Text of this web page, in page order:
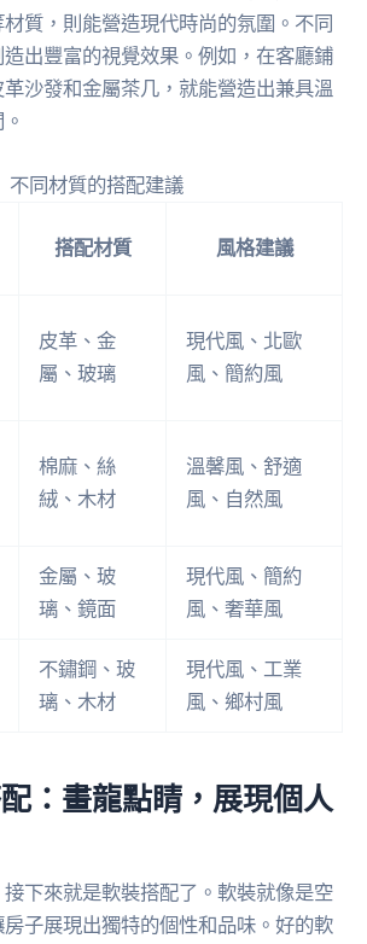
質，則能營造現代時尚的氛圍。不同
出豐富的視覺效果。例如，在客廳鋪
沙發和金屬茶几，就能營造出兼具溫
不同材質的搭配建議
搭配材質 風格建議
皮革、金
屬、玻璃
現代風、北歐
風、簡約風
棉麻、絲
絨、木材
溫馨風、舒適
風、自然風
金屬、玻
璃、鏡面
現代風、簡約
風、奢華風
不鏽鋼、玻
璃、木材
現代風、工業
風、鄉村風
：畫龍點睛，展現個人
下來就是軟裝搭配了。軟裝就像是空
子展現出獨特的個性和品味。好的軟